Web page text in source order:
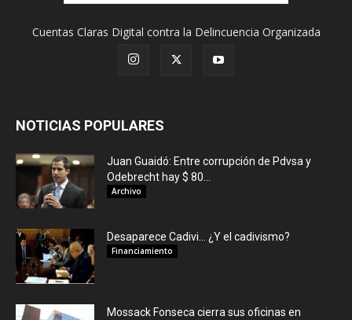
Cuentas Claras Digital contra la Delincuencia Organizada
NOTICIAS POPULARES
Juan Guaidó: Entre corrupción de Pdvsa y
Odebrecht hay $ 80...
Archivo
Desaparece Cadivi… ¿Y el cadivismo?
Financiamiento
Mossack Fonseca cierra sus oficinas en